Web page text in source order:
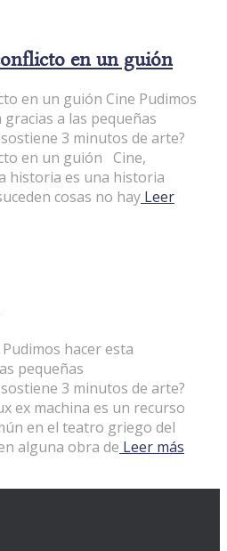
en un guión
en un guión Cine Pudimos
a las pequeñas
3 minutos de arte?
en un guión Cine,
historia es una historia
cosas no hay Leer
hacer esta
pequeñas
3 minutos de arte?
ex machina es un recurso
en el teatro griego del
alguna obra de Leer más